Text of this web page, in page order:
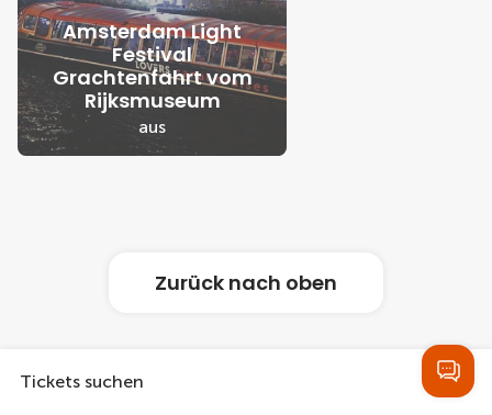
Amsterdam Light
Festival
Grachtenfahrt vom
Rijksmuseum
aus
Zurück nach oben
Tickets suchen